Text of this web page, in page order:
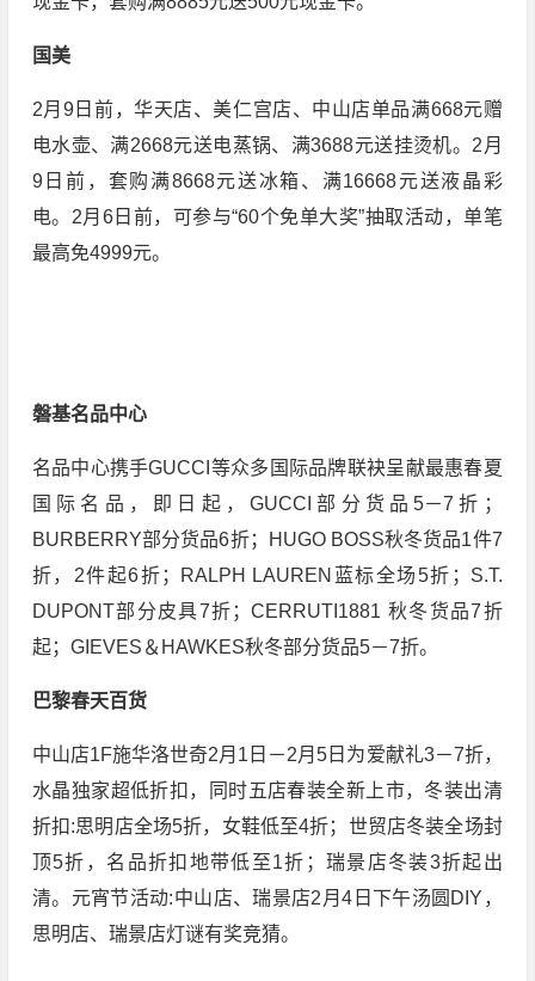
国美
2月9日前，华天店、美仁宫店、中山店单品满668元赠
电水壶、满2668元送电蒸锅、满3688元送挂烫机。2月
9日前，套购满8668元送冰箱、满16668元送液晶彩
电。2月6日前，可参与“60个免单大奖”抽取活动，单笔
最高免4999元。
磐基名品中心
名品中心携手GUCCI等众多国际品牌联袂呈献最惠春夏
国际名品，即日起，GUCCI部分货品5－7折；
BURBERRY部分货品6折；HUGO BOSS秋冬货品1件7
折，2件起6折；RALPH LAUREN蓝标全场5折；S.T.
DUPONT部分皮具7折；CERRUTI1881 秋冬货品7折
起；GIEVES＆HAWKES秋冬部分货品5－7折。
巴黎春天百货
中山店1F施华洛世奇2月1日－2月5日为爱献礼3－7折，
水晶独家超低折扣，同时五店春装全新上市，冬装出清
折扣:思明店全场5折，女鞋低至4折；世贸店冬装全场封
顶5折，名品折扣地带低至1折；瑞景店冬装3折起出
清。元宵节活动:中山店、瑞景店2月4日下午汤圆DIY，
思明店、瑞景店灯谜有奖竞猜。